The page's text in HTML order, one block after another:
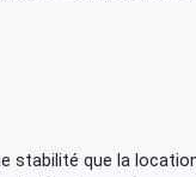
que la